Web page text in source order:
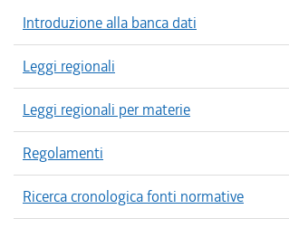
Introduzione alla banca dati
Leggi regionali
Leggi regionali per materie
Regolamenti
Ricerca cronologica fonti normative